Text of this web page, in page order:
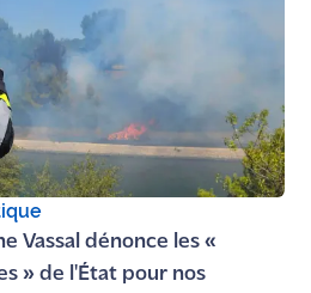
Vassal dénonce les «
» de l'État pour nos